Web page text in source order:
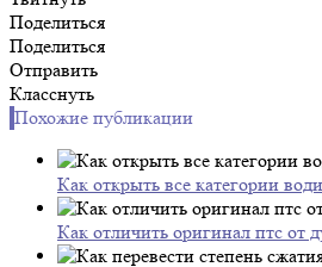
Поделиться
Поделиться
Отправить
Класснуть
Похожие публикации
Как открыть все категории
Как отличить оригинал птс от